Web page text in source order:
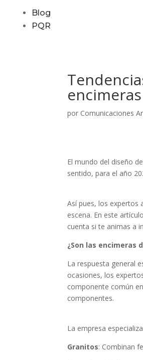
Blog
PQR
por Comunicaciones
El mundo del diseño
sentido, para el año
Así pues, los expertos
escena. En este
cuenta si te animas a
¿Son las encimeras
La respuesta general
ocasiones, los
componente común
componentes.
La empresa
Granitos: Combinan